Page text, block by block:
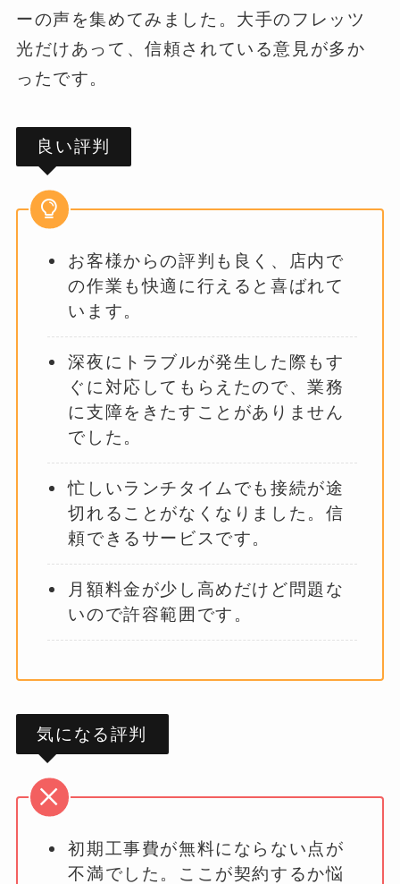
ーの声を集めてみました。大手のフレッツ
光だけあって、信頼されている意見が多か
ったです。
良い評判
お客様からの評判も良く、店内で
の作業も快適に行えると喜ばれて
います。
深夜にトラブルが発生した際もす
ぐに対応してもらえたので、業務
に支障をきたすことがありません
でした。
忙しいランチタイムでも接続が途
切れることがなくなりました。信
頼できるサービスです。
月額料金が少し高めだけど問題な
いので許容範囲です。
気になる評判
初期工事費が無料にならない点が
不満でした。ここが契約するか悩